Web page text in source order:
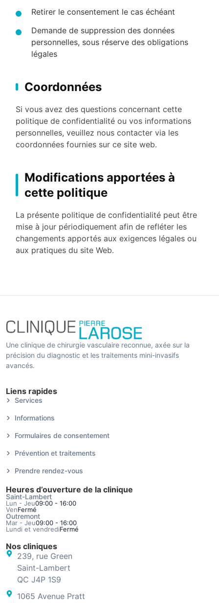
Retirer le consentement le cas échéant
Demande de suppression des données
personnelles, sous réserve des obligations
légales
Coordonnées
Si vous avez des questions concernant cette
politique de confidentialité ou vos informations
personnelles, veuillez nous contacter via les
coordonnées fournies sur ce site web.
Modifications apportées à
cette politique
La présente politique de confidentialité peut être
mise à jour périodiquement afin de refléter les
changements apportés aux exigences légales ou
aux pratiques du site Web.
Une clinique de chirurgie vasculaire reconnue, axée sur la
précision du diagnostic et les traitements mini-invasifs
avancés.
Liens rapides
Services
Informations
Formulaires de consentement
Prévention et traitements
Prendre rendez-vous
Heures d’ouverture de la clinique
Saint-Lambert
Lun - Jeu09:00 - 16:00
VenFermé
Outremont
Mar - Jeu09:00 - 16:00
Lundi et vendrediFermé
Nos cliniques
239, rue Green
Saint-Lambert
QC J4P 1S9
1065 Avenue Pratt